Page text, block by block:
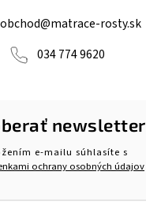
obchod@matrace-rosty.sk
034 774 9620
newsletter
e-mailu súhlasíte s
ochrany osobných údajov